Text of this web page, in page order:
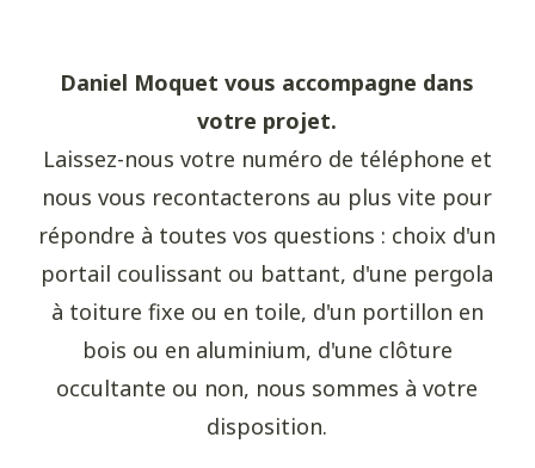
Daniel Moquet vous accompagne dans
votre projet.
Laissez-nous votre numéro de téléphone et
nous vous recontacterons au plus vite pour
répondre à toutes vos questions : choix d'un
portail coulissant ou battant, d'une pergola
à toiture fixe ou en toile, d'un portillon en
bois ou en aluminium, d'une clôture
occultante ou non, nous sommes à votre
disposition.